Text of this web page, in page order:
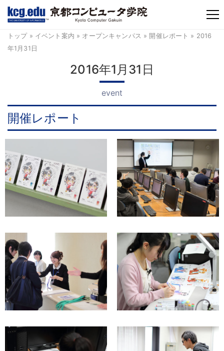
TM
トップ» イベント案内 » オープンキャンパス » 開催レポート » 2016
年1月31日
2016年1月31日
event
開催レポート